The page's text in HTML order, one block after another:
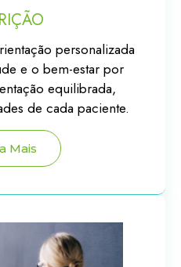
personalizada
e o bem-estar por
equilibrada,
de cada paciente.
Mais